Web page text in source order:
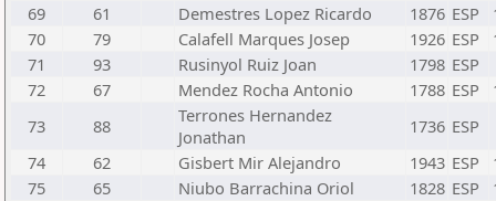
69
61 Demestres Lopez Ricardo 1876 ESP
70
79 Calafell Marques Josep 1926 ESP
71
93 Rusinyol Ruiz Joan 1798 ESP
72
67 Mendez Rocha Antonio 1788 ESP
73
88
Terrones Hernandez
Jonathan
1736 ESP
74
62 Gisbert Mir Alejandro 1943 ESP
75
65 Niubo Barrachina Oriol 1828 ESP